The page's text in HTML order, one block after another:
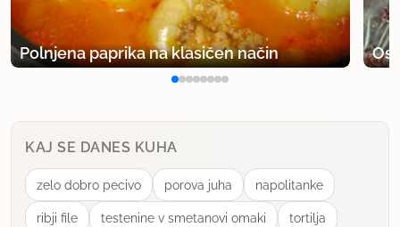
tak način priprave vedno zelo mehke!
uporabno
član od 2008 202 sporočil
Super polpeti. Enostavni ter zelo okusni.
Polnjena paprika na klasičen način
KAJ SE DANES KUHA
zelo dobro pecivo porova juha napolitanke
ribji file testenine v smetanovi omaki tortilja